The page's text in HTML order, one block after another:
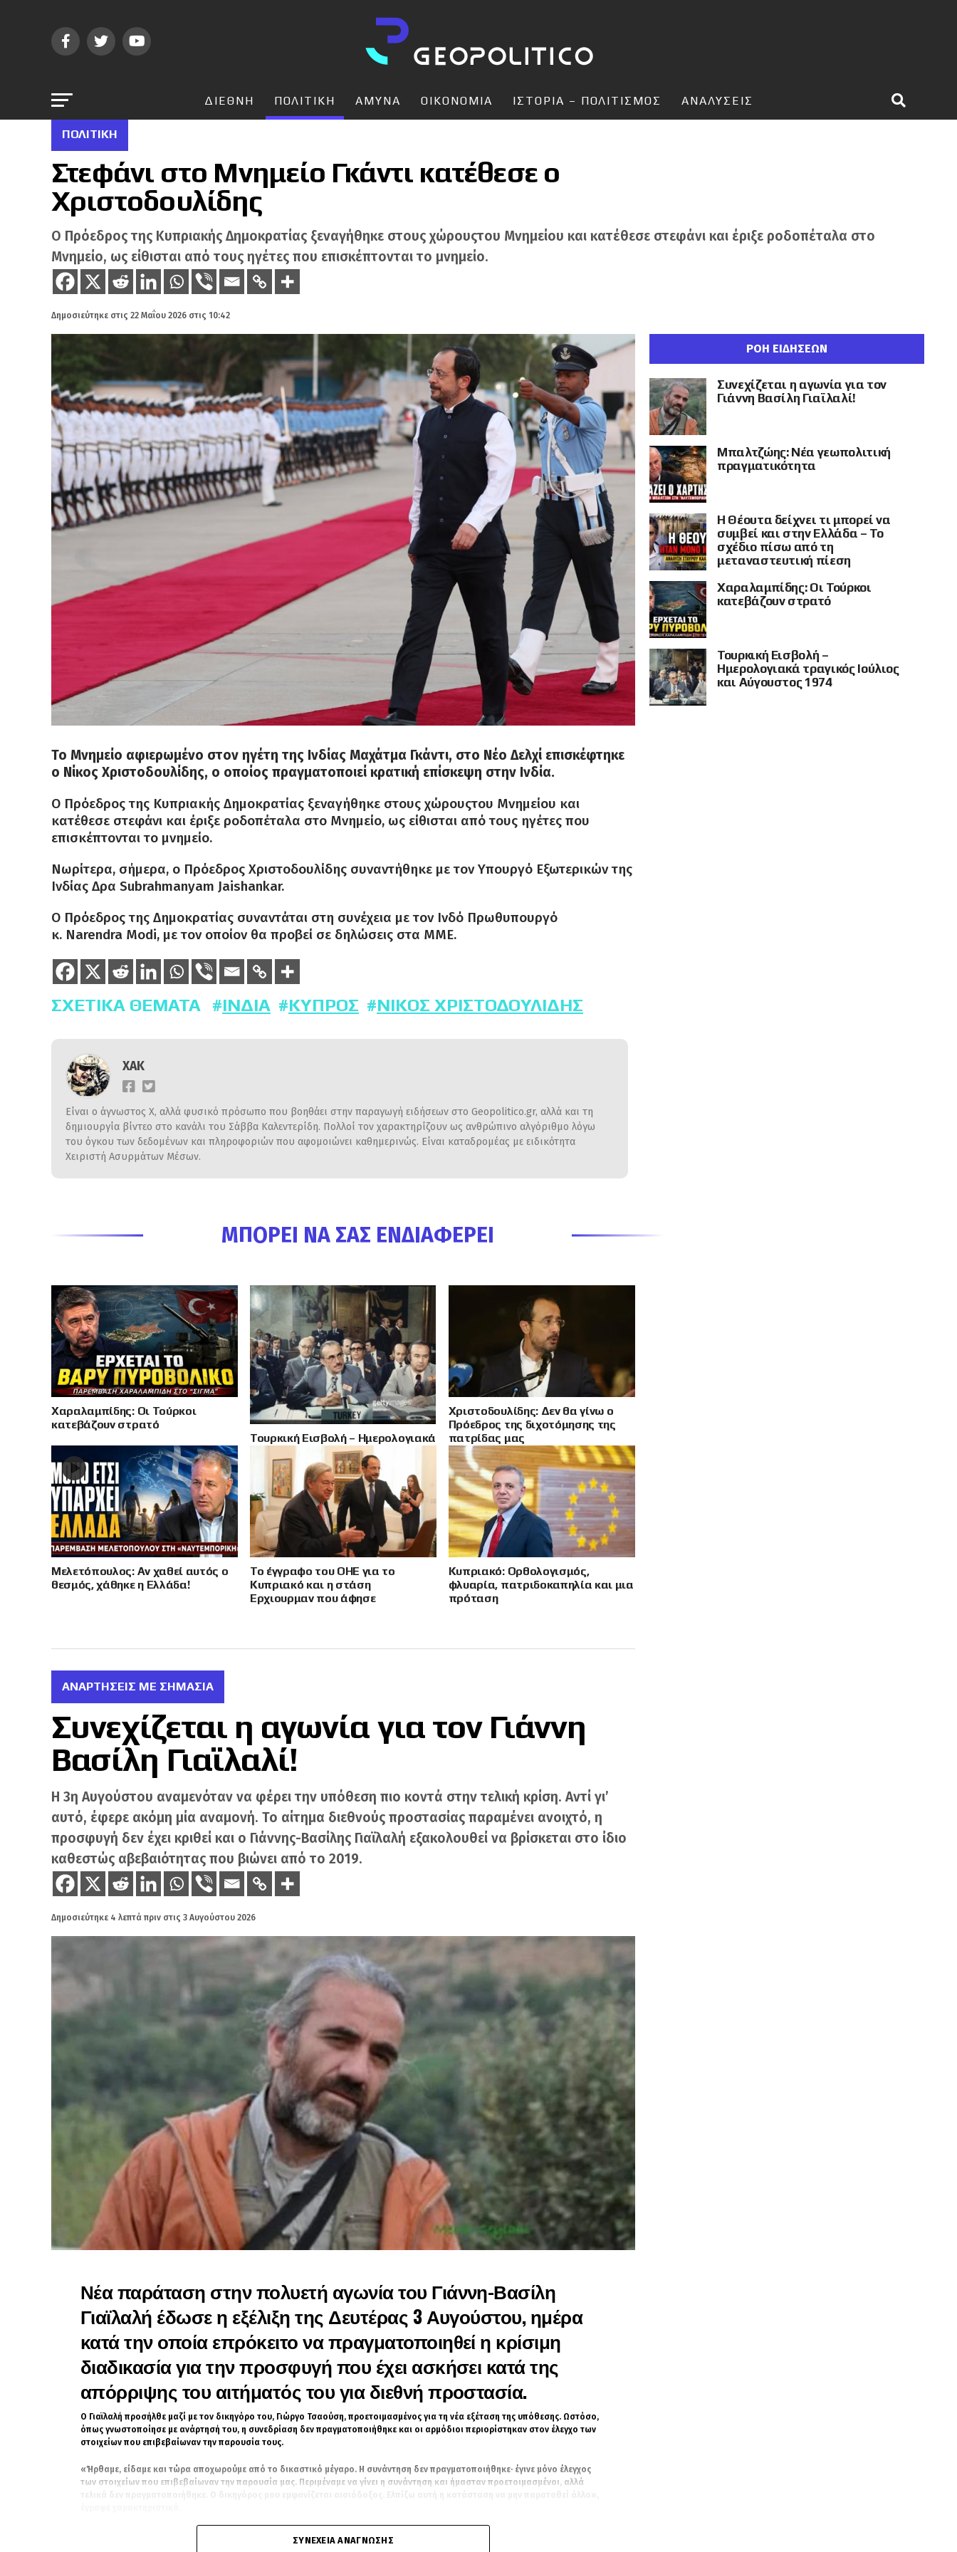
ΔΙΕΘΝΗ ΠΟΛΙΤΙΚΗ ΑΜΥΝΑ ΟΙΚΟΝΟΜΙΑ ΙΣΤΟΡΙΑ – ΠΟΛΙΤΙΣΜΟΣ ΑΝΑΛΥΣΕΙΣ
ΠΟΛΙΤΙΚΉ
Στεφάνι στο Μνημείο Γκάντι κατέθεσε ο
Χριστοδουλίδης
Ο Πρόεδρος της Κυπριακής Δημοκρατίας ξεναγήθηκε στους χώρουςτου Μνημείου και κατέθεσε στεφάνι και έριξε ροδοπέταλα στο
Μνημείο, ως είθισται από τους ηγέτες που επισκέπτονται το μνημείο.
Δημοσιεύτηκε στις 22 Μαΐου 2026 στις 10:42
Το Μνημείο αφιερωμένο στον ηγέτη της Ινδίας Μαχάτμα Γκάντι, στο Νέο Δελχί επισκέφτηκε
ο Νίκος Χριστοδουλίδης, ο οποίος πραγματοποιεί κρατική επίσκεψη στην Ινδία.
Ο Πρόεδρος της Κυπριακής Δημοκρατίας ξεναγήθηκε στους χώρουςτου Μνημείου και
κατέθεσε στεφάνι και έριξε ροδοπέταλα στο Μνημείο, ως είθισται από τους ηγέτες που
επισκέπτονται το μνημείο.
Νωρίτερα, σήμερα, ο Πρόεδρος Χριστοδουλίδης συναντήθηκε με τον Υπουργό Εξωτερικών της
Ινδίας Δρα Subrahmanyam Jaishankar.
Ο Πρόεδρος της Δημοκρατίας συναντάται στη συνέχεια με τον Ινδό Πρωθυπουργό
κ. Narendra Modi, με τον οποίον θα προβεί σε δηλώσεις στα ΜΜΕ.
ΣΧΕΤΙΚΆ ΘΈΜΑΤΑ ΙΝΔΙΑ ΚΎΠΡΟΣ ΝΊΚΟΣ ΧΡΙΣΤΟΔΟΥΛΊΔΗΣ
ΧΑΚ
Είναι ο άγνωστος Χ, αλλά φυσικό πρόσωπο που βοηθάει στην παραγωγή ειδήσεων στο Geopolitico.gr, αλλά και τη
δημιουργία βίντεο στο κανάλι του Σάββα Καλεντερίδη. Πολλοί τον χαρακτηρίζουν ως ανθρώπινο αλγόριθμο λόγω
του όγκου των δεδομένων και πληροφοριών που αφομοιώνει καθημερινώς. Είναι καταδρομέας με ειδικότητα
Χειριστή Ασυρμάτων Μέσων.
ΜΠΟΡΕΊ ΝΑ ΣΑΣ ΕΝΔΙΑΦΈΡΕΙ
Χαραλαμπίδης: Οι Τούρκοι
κατεβάζουν στρατό
Τουρκική Εισβολή – Ημερολογιακά
τραγικός Ιούλιος και Αύγουστος
1974
Χριστοδουλίδης: Δεν θα γίνω ο
Πρόεδρος της διχοτόμησης της
πατρίδας μας
Μελετόπουλος: Αν χαθεί αυτός ο
θεσμός, χάθηκε η Ελλάδα!
Το έγγραφο του ΟΗΕ για το
Κυπριακό και η στάση
Έρχιουρμαν που άφησε
Κυπριακό: Ορθολογισμός,
φλυαρία, πατριδοκαπηλία και μια
πρόταση
ΑΝΑΡΤΗΣΕΙΣ ΜΕ ΣΗΜΑΣΙΑ
Συνεχίζεται η αγωνία για τον Γιάννη
Βασίλη Γιαϊλαλί!
Η 3η Αυγούστου αναμενόταν να φέρει την υπόθεση πιο κοντά στην τελική κρίση. Αντί γι’
αυτό, έφερε ακόμη μία αναμονή. Το αίτημα διεθνούς προστασίας παραμένει ανοιχτό, η
προσφυγή δεν έχει κριθεί και ο Γιάννης-Βασίλης Γιαϊλαλή εξακολουθεί να βρίσκεται στο ίδιο
καθεστώς αβεβαιότητας που βιώνει από το 2019.
Δημοσιεύτηκε 4 λεπτά πριν στις 3 Αυγούστου 2026
Νέα παράταση στην πολυετή αγωνία του Γιάννη-Βασίλη
Γιαϊλαλή έδωσε η εξέλιξη της Δευτέρας 3 Αυγούστου, ημέρα
κατά την οποία επρόκειτο να πραγματοποιηθεί η κρίσιμη
διαδικασία για την προσφυγή που έχει ασκήσει κατά της
απόρριψης του αιτήματός του για διεθνή προστασία.
Ο Γιαϊλαλή προσήλθε μαζί με τον δικηγόρο του, Γιώργο Τσαούση, προετοιμασμένος για τη νέα εξέταση της υπόθεσης. Ωστόσο,
όπως γνωστοποίησε με ανάρτησή του, η συνεδρίαση δεν πραγματοποιήθηκε και οι αρμόδιοι περιορίστηκαν στον έλεγχο των
στοιχείων που επιβεβαίωναν την παρουσία τους.
«Ήρθαμε, είδαμε και τώρα αποχωρούμε από το δικαστικό μέγαρο. Η συνάντηση δεν πραγματοποιήθηκε· έγινε μόνο έλεγχος
των στοιχείων που επιβεβαίωναν την παρουσία μας. Περιμέναμε να γίνει η συνάντηση και ήμασταν προετοιμασμένοι, αλλά
ΣΥΝΈΧΕΙΑ ΑΝΆΓΝΩΣΗΣ
ΡΟΗ ΕΙΔΗΣΕΩΝ
Συνεχίζεται η αγωνία για τον
Γιάννη Βασίλη Γιαϊλαλί!
Μπαλτζώης: Νέα γεωπολιτική
πραγματικότητα
Η Θέουτα δείχνει τι μπορεί να
συμβεί και στην Ελλάδα – Το
σχέδιο πίσω από τη
μεταναστευτική πίεση
Χαραλαμπίδης: Οι Τούρκοι
κατεβάζουν στρατό
Τουρκική Εισβολή –
Ημερολογιακά τραγικός Ιούλιος
και Αύγουστος 1974